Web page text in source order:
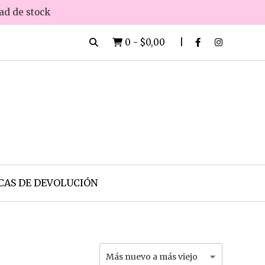
de stock
0 - $0,00
DE DEVOLUCIÓN